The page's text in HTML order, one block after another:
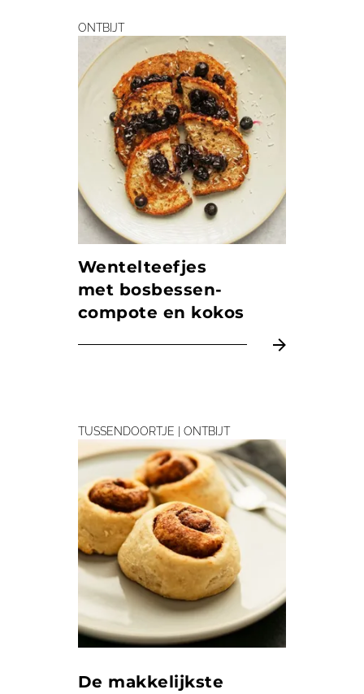
ONTBIJT
Wentelteefjes
met bosbessen­
compote en kokos
TUSSENDOORTJE | ONTBIJT
De makkelijkste